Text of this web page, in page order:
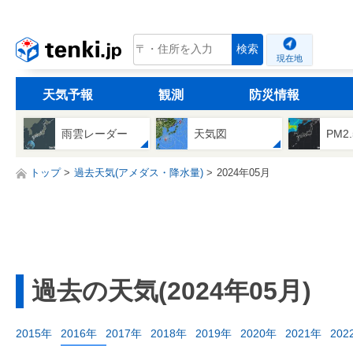
tenki.jp 検索
現在地
天気予報 観測 防災情報
雨雲レーダー 天気図
トップ 過去天気(アメダス・降水量) 2024年05月
過去の天気(2024年05月)
2015年 2016年 2017年 2018年 2019年 2020年 2021年